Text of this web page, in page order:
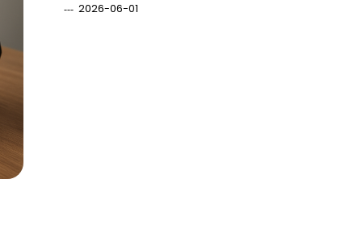
2026-06-01